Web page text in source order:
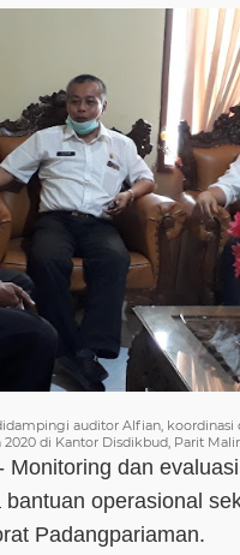
auditor Alfian,
di Kantor Disdikbud, Parit
Monitoring dan
operasional
Padangpariaman.